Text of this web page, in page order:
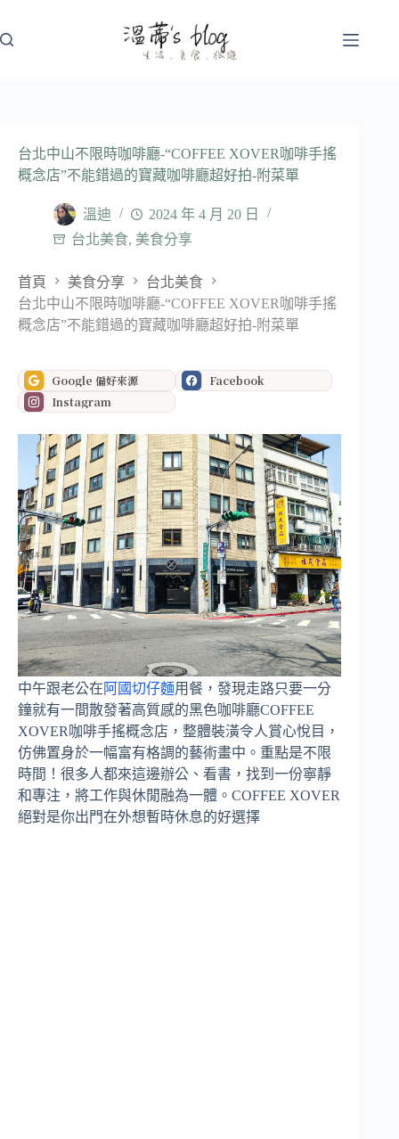
至
台北中山不限時咖啡廳-“COFFEE XOVER咖啡手搖
概念店”不能錯過的寶藏咖啡廳超好拍-附菜單
溫迪
2024 年 4 月 20 日
台北美食, 美食分享
首頁 美食分享
台北美食
台北中山不限時咖啡廳-“COFFEE XOVER咖啡手搖
概念店”不能錯過的寶藏咖啡廳超好拍-附菜單
Google 偏好來源
Facebook
Instagram
中午跟老公在 阿國切仔麵用餐，發現走路只要一分
鐘就有一間散發著高質感的黑色咖啡廳COFFEE
XOVER咖啡手搖概念店，整體裝潢令人賞心悅目，
仿佛置身於一幅富有格調的藝術畫中。重點是不限
時間！很多人都來這邊辦公、看書，找到一份寧靜
和專注，將工作與休閒融為一體。COFFEE XOVER
絕對是你出門在外想暫時休息的好選擇